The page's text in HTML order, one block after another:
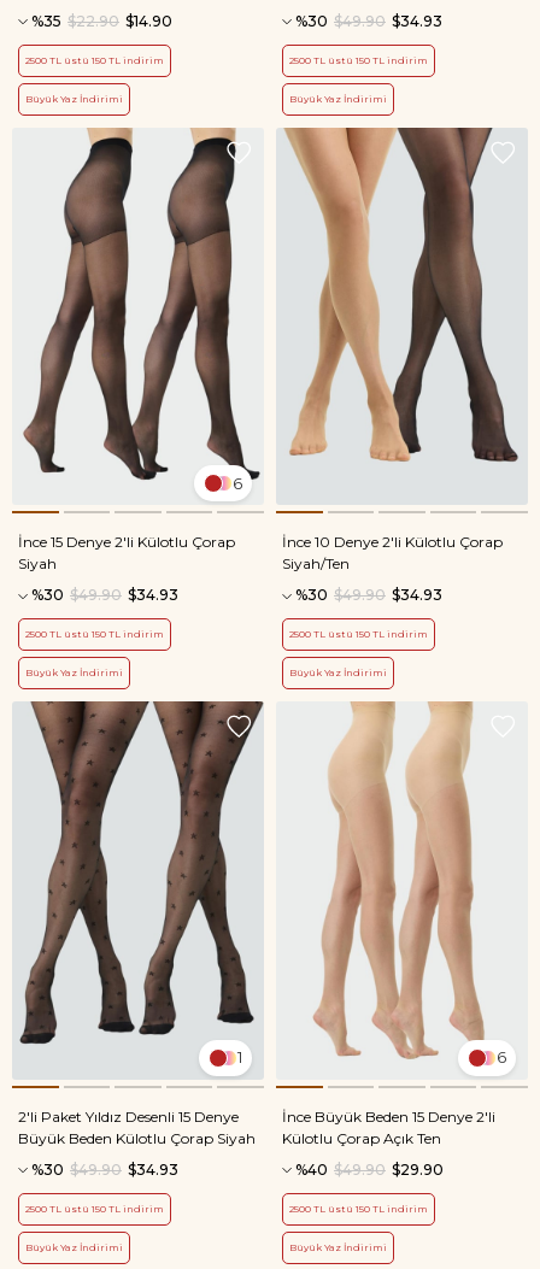
%35 $14.90
$22.90
2500 TL üstü 150 TL indirim
Büyük Yaz İndirimi
%30
$34.93
$49.90
2500 TL üstü 150 TL indirim
Büyük Yaz İndirimi
6
İnce 15 Denye 2'li Külotlu Çorap
Siyah
%30
$34.93
$49.90
2500 TL üstü 150 TL indirim
Büyük Yaz İndirimi
İnce 10 Denye 2'li Külotlu Çorap
Siyah/Ten
%30
$34.93
$49.90
2500 TL üstü 150 TL indirim
Büyük Yaz İndirimi
1
2'li Paket Yıldız Desenli 15 Denye
Büyük Beden Külotlu Çorap Siyah
%30
$34.93
$49.90
2500 TL üstü 150 TL indirim
Büyük Yaz İndirimi
6
İnce Büyük Beden 15 Denye 2'li
Külotlu Çorap Açık Ten
%40
$29.90
$49.90
2500 TL üstü 150 TL indirim
Büyük Yaz İndirimi